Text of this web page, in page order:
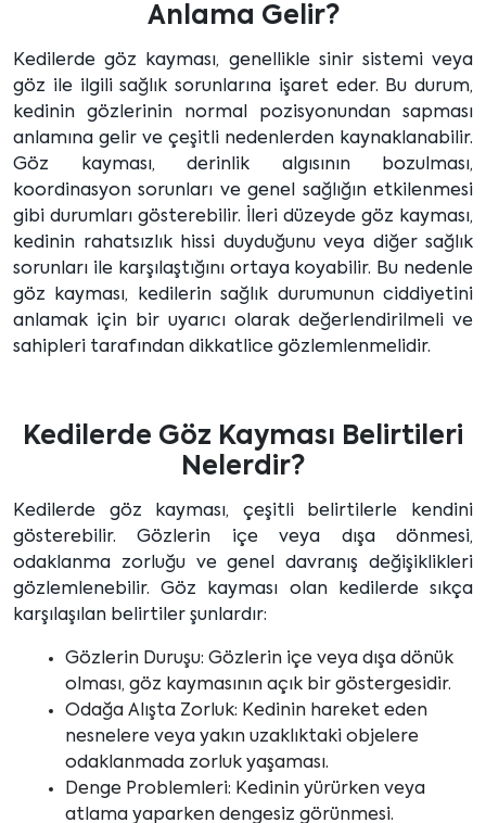
Anlama Gelir?
Kedilerde göz kayması, genellikle sinir sistemi veya
göz ile ilgili sağlık sorunlarına işaret eder. Bu durum,
kedinin gözlerinin normal pozisyonundan sapması
anlamına gelir ve çeşitli nedenlerden kaynaklanabilir.
Göz kayması, derinlik algısının bozulması,
koordinasyon sorunları ve genel sağlığın etkilenmesi
gibi durumları gösterebilir. İleri düzeyde göz kayması,
kedinin rahatsızlık hissi duyduğunu veya diğer sağlık
sorunları ile karşılaştığını ortaya koyabilir. Bu nedenle
göz kayması, kedilerin sağlık durumunun ciddiyetini
anlamak için bir uyarıcı olarak değerlendirilmeli ve
sahipleri tarafından dikkatlice gözlemlenmelidir.
Kedilerde Göz Kayması Belirtileri
Nelerdir?
Kedilerde göz kayması, çeşitli belirtilerle kendini
gösterebilir. Gözlerin içe veya dışa dönmesi,
odaklanma zorluğu ve genel davranış değişiklikleri
gözlemlenebilir. Göz kayması olan kedilerde sıkça
karşılaşılan belirtiler şunlardır:
Gözlerin Duruşu: Gözlerin içe veya dışa dönük
olması, göz kaymasının açık bir göstergesidir.
Odağa Alışta Zorluk: Kedinin hareket eden
nesnelere veya yakın uzaklıktaki objelere
odaklanmada zorluk yaşaması.
Denge Problemleri: Kedinin yürürken veya
atlama yaparken dengesiz görünmesi.